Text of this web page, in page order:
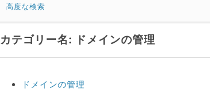
高度な検索
カテゴリー名: ドメインの管理
ドメインの管理